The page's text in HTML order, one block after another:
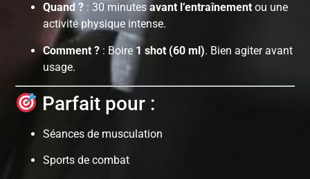
Quand ? : 30 minutesavant l’entraînement ou une
activité physique intense.
Comment ? : Boire 1 shot (60 ml). Bien agiter avant
usage.
Parfait pour :
Séances de musculation
Sports de combat